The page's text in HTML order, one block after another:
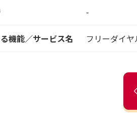
-
機能／サービス名 フリーダイヤ